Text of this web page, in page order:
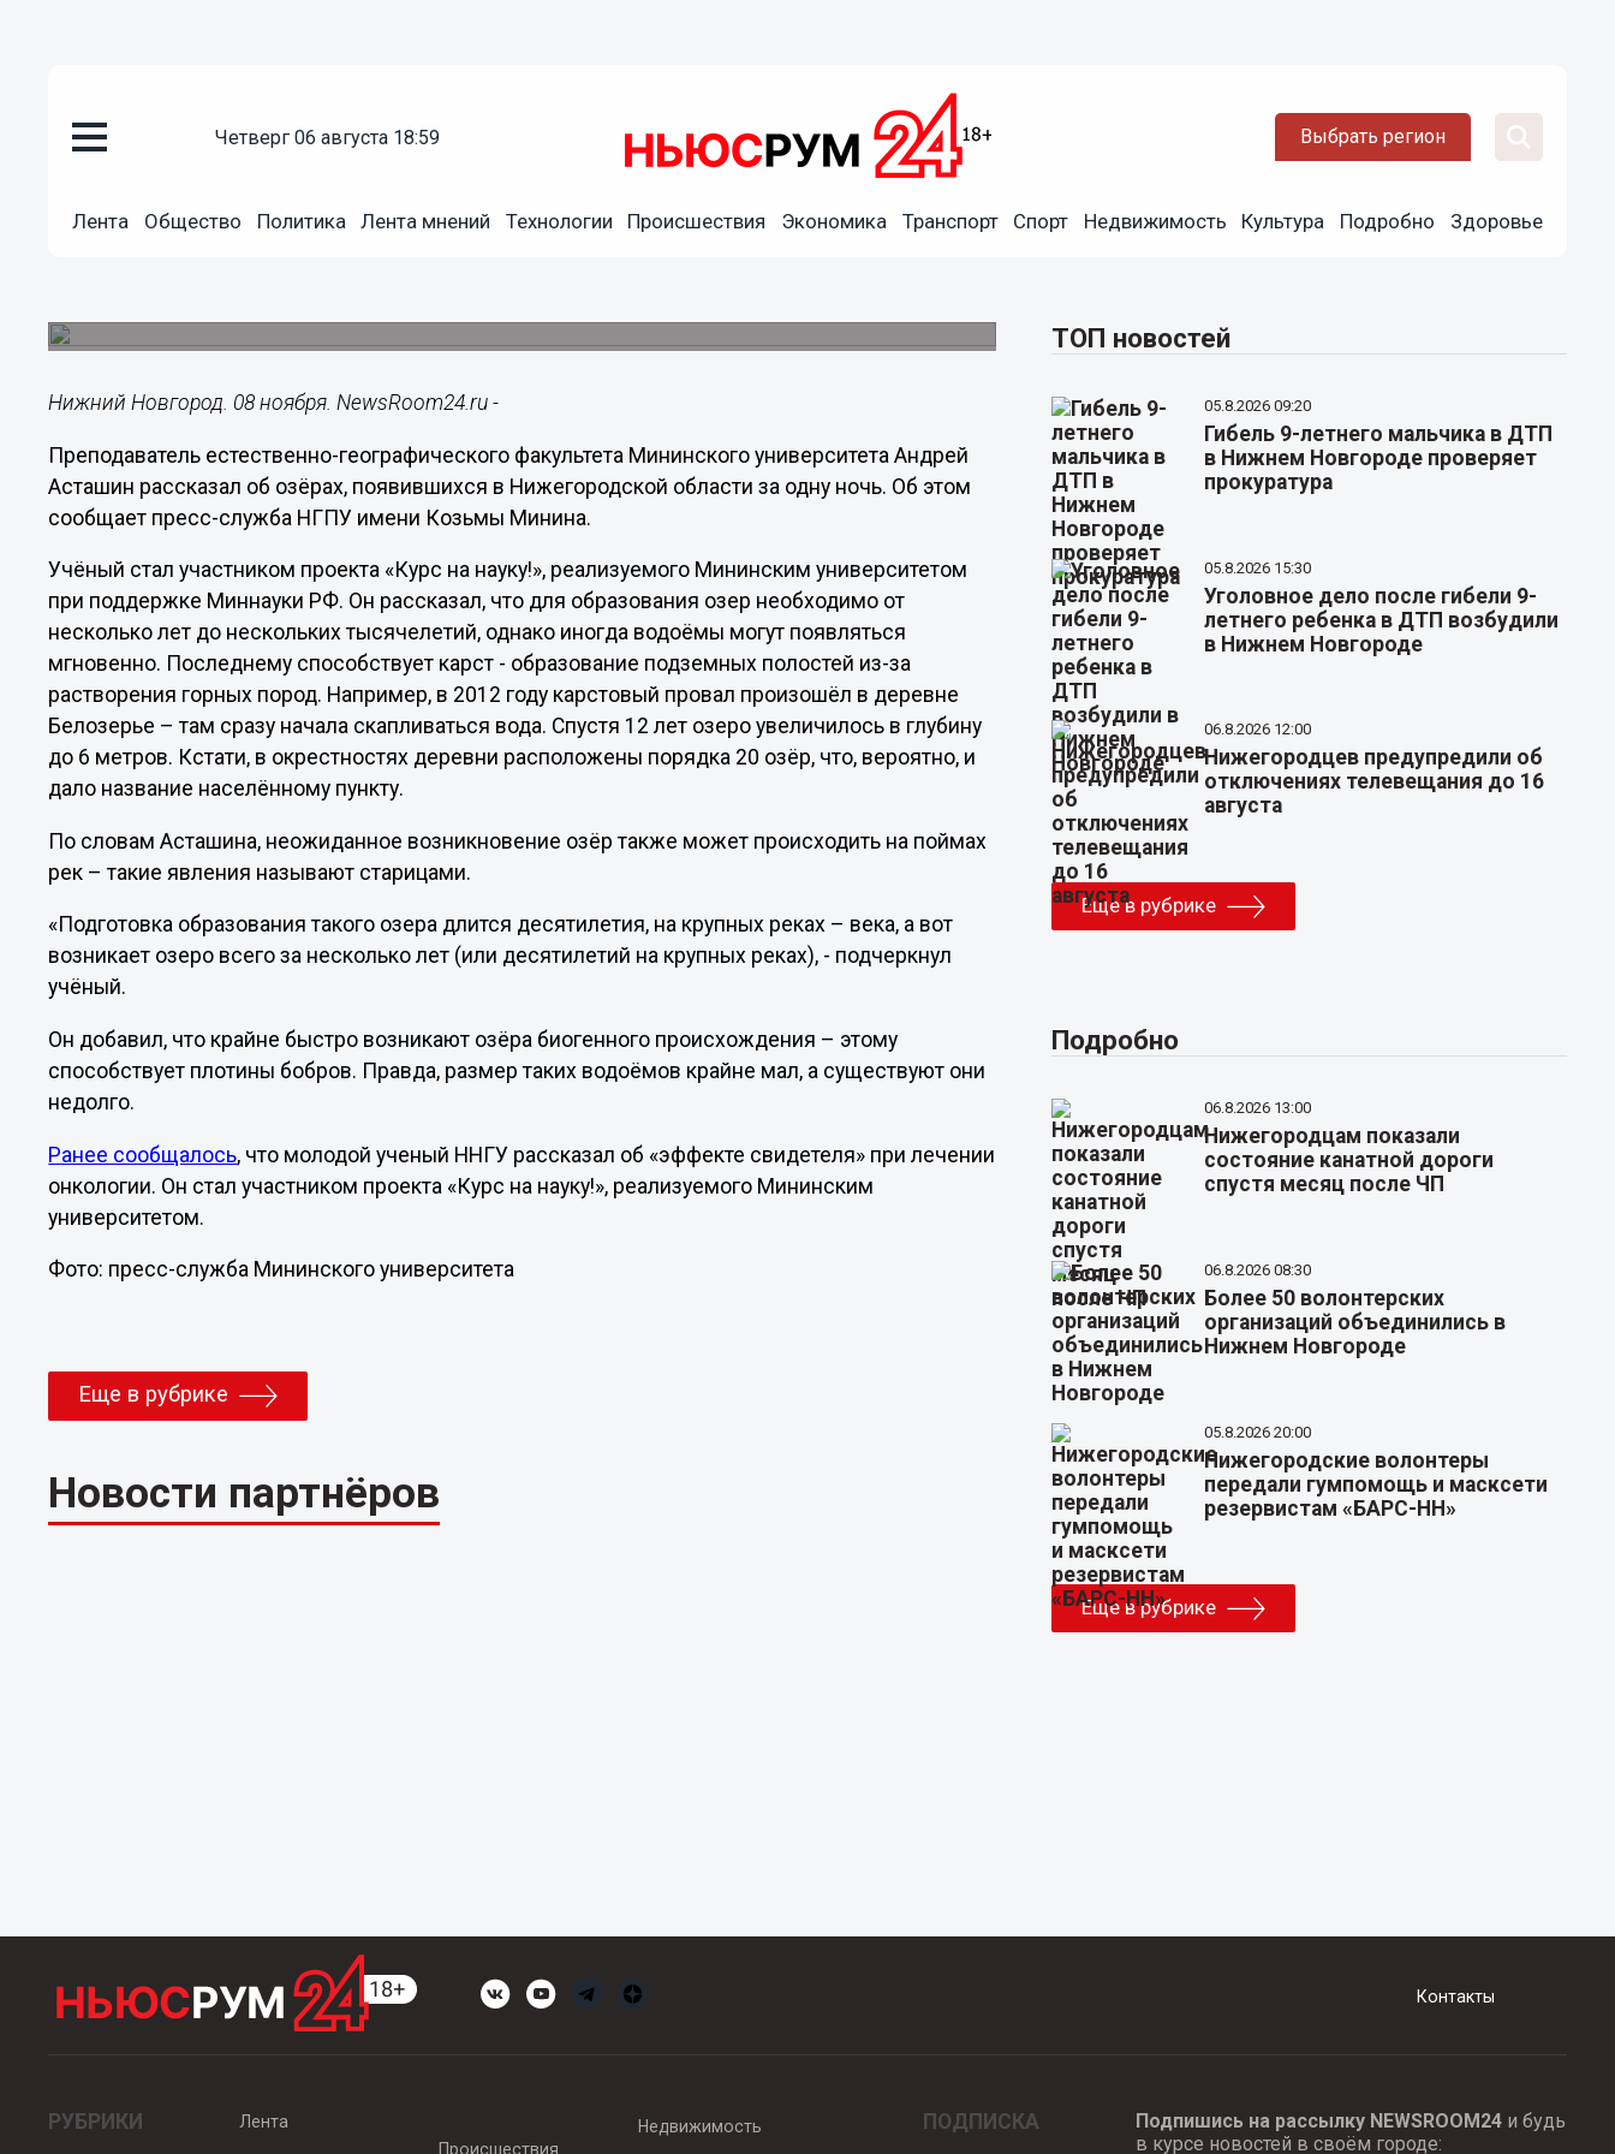
четверг 06 августа 18:59 Выбрать регион
Лента Общество Политика Лента мнений Технологии Происшествия Экономика Транспорт Спорт Недвижимость Культура Подробно Здоровье
Ученый рассказал об озерах, возникших в Нижегородской
Нижний Новгород. 08 ноября. NewsRoom24.ru -
Преподаватель естественно-географического факультета Мининского университета Андрей
Асташин рассказал об озёрах, появившихся в Нижегородской области за одну ночь. Об этом
сообщает пресс-служба НГПУ имени Козьмы Минина.
Учёный стал участником проекта «Курс на науку!», реализуемого Мининским университетом
при поддержке Миннауки РФ. Он рассказал, что для образования озер необходимо от
несколько лет до нескольких тысячелетий, однако иногда водоёмы могут появляться
мгновенно. Последнему способствует карст - образование подземных полостей из-за
растворения горных пород. Например, в 2012 году карстовый провал произошёл в деревне
Белозерье – там сразу начала скапливаться вода. Спустя 12 лет озеро увеличилось в глубину
до 6 метров. Кстати, в окрестностях деревни расположены порядка 20 озёр, что, вероятно, и
дало название населённому пункту.
По словам Асташина, неожиданное возникновение озёр также может происходить на поймах
рек – такие явления называют старицами.
«Подготовка образования такого озера длится десятилетия, на крупных реках – века, а вот
возникает озеро всего за несколько лет (или десятилетий на крупных реках), - подчеркнул
учёный.
Он добавил, что крайне быстро возникают озёра биогенного происхождения – этому
способствует плотины бобров. Правда, размер таких водоёмов крайне мал, а существуют они
недолго.
Ранее сообщалось, что молодой ученый ННГУ рассказал об «эффекте свидетеля» при лечении
онкологии. Он стал участником проекта «Курс на науку!», реализуемого Мининским
университетом.
Фото: пресс-служба Мининского университета
Еще в рубрике
Новости партнёров
ТОП новостей
05.8.2026 09:20
Гибель 9-летнего мальчика в ДТП
в Нижнем Новгороде проверяет
прокуратура
05.8.2026 15:30
Уголовное дело после гибели 9-
летнего ребенка в ДТП возбудили
в Нижнем Новгороде
06.8.2026 12:00
Нижегородцев предупредили об
отключениях телевещания до 16
августа
Еще в рубрике
Подробно
06.8.2026 13:00
Нижегородцам показали
состояние канатной дороги
спустя месяц после ЧП
06.8.2026 08:30
Более 50 волонтерских
организаций объединились в
Нижнем Новгороде
05.8.2026 20:00
Нижегородские волонтеры
передали гумпомощь и масксети
резервистам «БАРС-НН»
Еще в рубрике
Контакты
РУБРИКИ
Лента
Происшествия
Недвижимость ПОДПИСКА Подпишись на рассылку NEWSROOM24и будь
в курсе новостей в своём городе: